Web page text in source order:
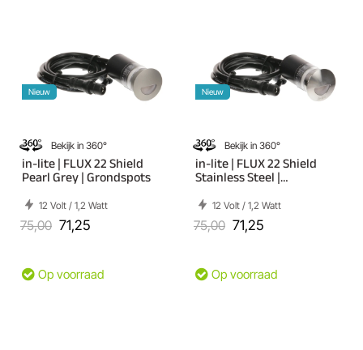
Bekijk in 360°
Nieuw
in-lite | FLUX 22 Shield
Pearl Grey | Grondspots
12 Volt / 1,2 Watt
75,00 71,25
Op voorraad
Bekijk in 360°
Nieuw
in-lite | FLUX 22 Shield
Stainless Steel |
12 Volt / 1,2 Watt
75,00 71,25
Op voorraad